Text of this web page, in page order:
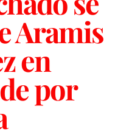
Aramis
en
por